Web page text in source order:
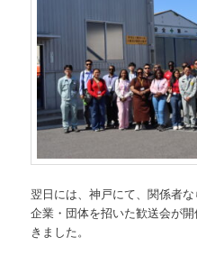
翌日には、神戸にて、関係者
企業・団体を招いた歓送会が
きました。